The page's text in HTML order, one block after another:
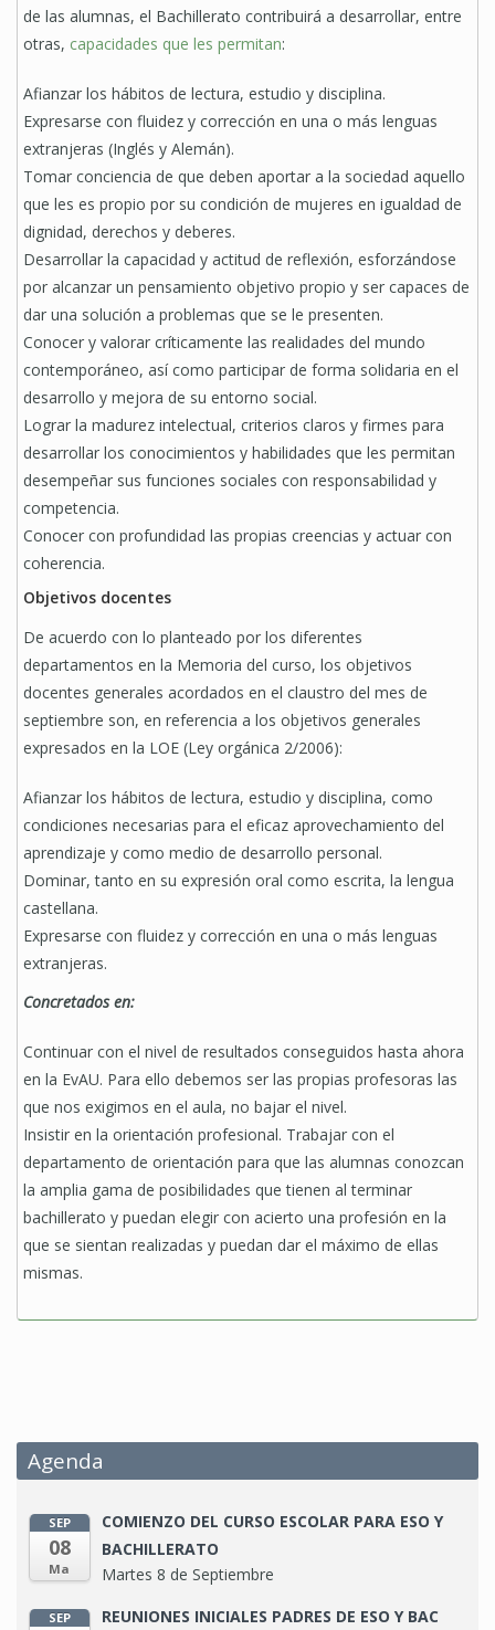
de las alumnas, el Bachillerato contribuirá a desarrollar, entre
otras, capacidades que les permitan:
Afianzar los hábitos de lectura, estudio y disciplina.
Expresarse con fluidez y corrección en una o más lenguas
extranjeras (Inglés y Alemán).
Tomar conciencia de que deben aportar a la sociedad aquello
que les es propio por su condición de mujeres en igualdad de
dignidad, derechos y deberes.
Desarrollar la capacidad y actitud de reflexión, esforzándose
por alcanzar un pensamiento objetivo propio y ser capaces de
dar una solución a problemas que se le presenten.
Conocer y valorar críticamente las realidades del mundo
contemporáneo, así como participar de forma solidaria en el
desarrollo y mejora de su entorno social.
Lograr la madurez intelectual, criterios claros y firmes para
desarrollar los conocimientos y habilidades que les permitan
desempeñar sus funciones sociales con responsabilidad y
competencia.
Conocer con profundidad las propias creencias y actuar con
coherencia.
Objetivos docentes
De acuerdo con lo planteado por los diferentes
departamentos en la Memoria del curso, los objetivos
docentes generales acordados en el claustro del mes de
septiembre son, en referencia a los objetivos generales
expresados en la LOE (Ley orgánica 2/2006):
Afianzar los hábitos de lectura, estudio y disciplina, como
condiciones necesarias para el eficaz aprovechamiento del
aprendizaje y como medio de desarrollo personal.
Dominar, tanto en su expresión oral como escrita, la lengua
castellana.
Expresarse con fluidez y corrección en una o más lenguas
extranjeras.
Concretados en:
Continuar con el nivel de resultados conseguidos hasta ahora
en la EvAU. Para ello debemos ser las propias profesoras las
que nos exigimos en el aula, no bajar el nivel.
Insistir en la orientación profesional. Trabajar con el
departamento de orientación para que las alumnas conozcan
la amplia gama de posibilidades que tienen al terminar
bachillerato y puedan elegir con acierto una profesión en la
que se sientan realizadas y puedan dar el máximo de ellas
mismas.
Agenda
SEP
08
Ma
COMIENZO DEL CURSO ESCOLAR PARA ESO Y
BACHILLERATO
Martes 8 de Septiembre
SEP REUNIONES INICIALES PADRES DE ESO Y BAC